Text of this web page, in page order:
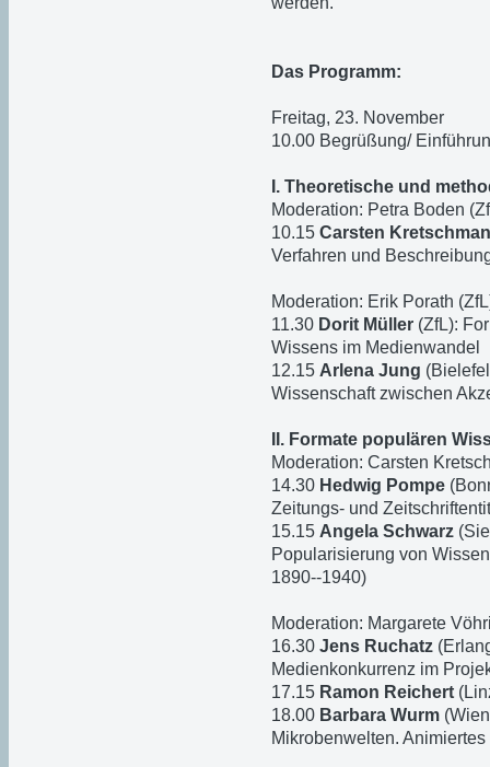
Das Programm:
Freitag, 23. November
10.00 Begrüßung/
I. Theoretische und
Moderation: Petra Boden
10.15 Carsten
Verfahren und
Moderation: Erik Porath
11.30 Dorit Müller (ZfL):
Wissens im Medienwandel
12.15 Arlena Jung
Wissenschaft zwischen
II. Formate populären
Moderation: Carsten
14.30 Hedwig Pompe
Zeitungs- und
15.15 Angela Schwarz
Popularisierung von
1890--1940)
Moderation: Margarete
16.30 Jens Ruchatz
Medienkonkurrenz im
17.15 Ramon Reichert
18.00 Barbara Wurm
Mikrobenwelten.